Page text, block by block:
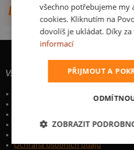
DALŠÍ NÁVRHY OD
Vše o nákupu
Poštovné a způsoby doručení
Zakázkový potisk textilu
Ochrana osobních údajů
všechno potřebujeme my
cookies. Kliknutím na
dovolíš je ukládat. Díky za
informací
PŘIJMOUT A
ZOBRAZIT